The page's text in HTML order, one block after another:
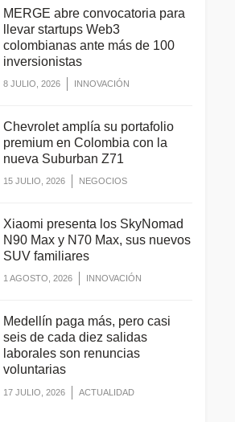
MERGE abre convocatoria para
llevar startups Web3
colombianas ante más de 100
inversionistas
8 JULIO, 2026 INNOVACIÓN
Chevrolet amplía su portafolio
premium en Colombia con la
nueva Suburban Z71
15 JULIO, 2026 NEGOCIOS
Xiaomi presenta los SkyNomad
N90 Max y N70 Max, sus nuevos
SUV familiares
1 AGOSTO, 2026 INNOVACIÓN
Medellín paga más, pero casi
seis de cada diez salidas
laborales son renuncias
voluntarias
17 JULIO, 2026 ACTUALIDAD